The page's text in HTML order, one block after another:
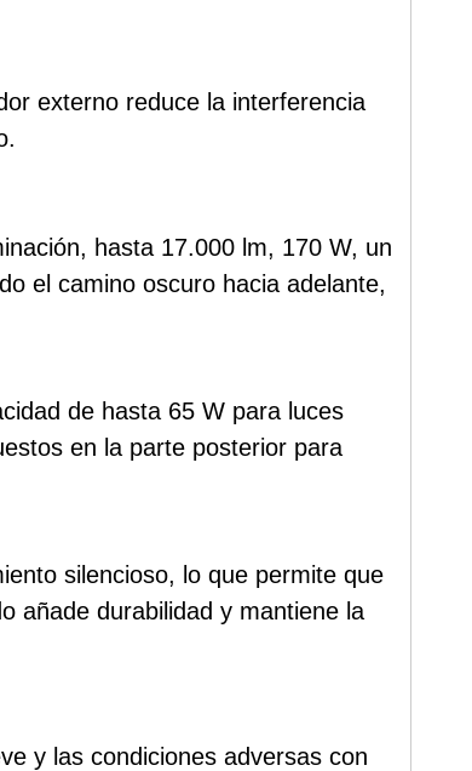
externo reduce la interferencia
hasta 17.000 lm, 170 W, un
el camino oscuro hacia adelante,
de hasta 65 W para luces
en la parte posterior para
silencioso, lo que permite que
añade durabilidad y mantiene la
y las condiciones adversas con